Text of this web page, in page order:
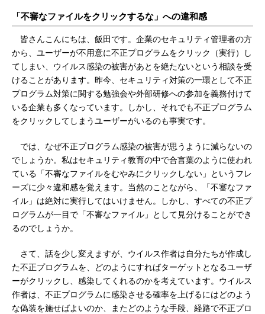
「不審なファイルをクリックするな」への違和感
皆さんこんにちは、飯田です。企業のセキュリティ管理者の方
から、ユーザーが不用意に不正プログラムをクリック（実行）し
てしまい、ウイルス感染の被害があとを絶たないという相談を受
けることがあります。昨今、セキュリティ対策の一環として不正
プログラム対策に関する勉強会や外部研修への参加を義務付けて
いる企業も多くなっています。しかし、それでも不正プログラム
をクリックしてしまうユーザーがいるのも事実です。
では、なぜ不正プログラム感染の被害が思うように減らないの
でしょうか。私はセキュリティ教育の中で合言葉のように使われ
ている「不審なファイルをむやみにクリックしない」というフレ
ーズに少々違和感を覚えます。当然のことながら、「不審なファ
イル」は絶対に実行してはいけません。しかし、すべての不正プ
ログラムが一目で「不審なファイル」として見分けることができ
るのでしょうか。
さて、話を少し変えますが、ウイルス作者は自分たちが作成し
た不正プログラムを、どのようにすればターゲットとなるユーザ
ーがクリックし、感染してくれるのかを考えています。ウイルス
作者は、不正プログラムに感染させる確率を上げるにはどのよう
な偽装を施せばよいのか、またどのような手段、経路で不正プロ